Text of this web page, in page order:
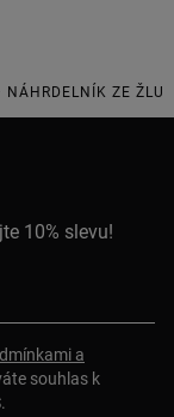
VIBES
NÁHRDELNÍK ZE
10% slevu!
a
souhlas k